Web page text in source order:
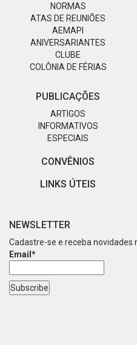
NORMAS
ATAS DE REUNIÕES
AEMAPI
ANIVERSARIANTES
CLUBE
COLÔNIA DE FÉRIAS
PUBLICAÇÕES
ARTIGOS
INFORMATIVOS
ESPECIAIS
CONVÊNIOS
LINKS ÚTEIS
NEWSLETTER
Cadastre-se e receba novidades
Email*